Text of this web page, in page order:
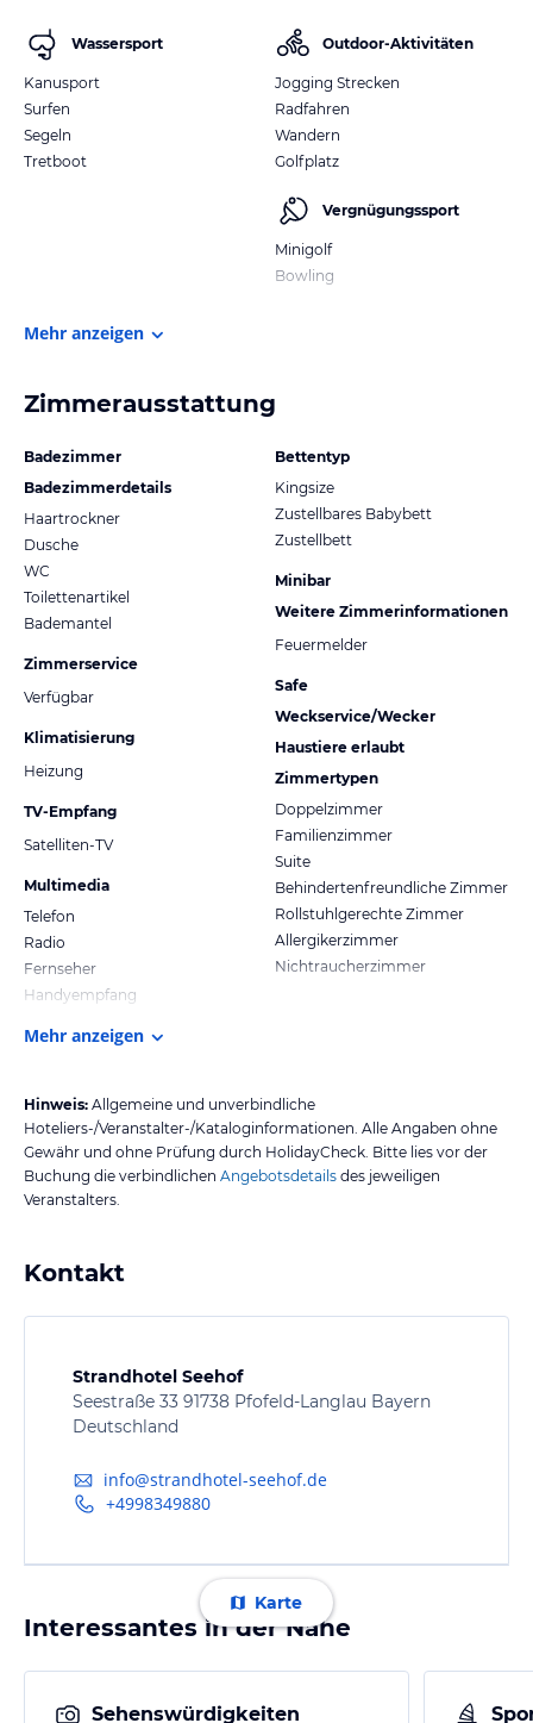
Wassersport
Kanusport
Surfen
Segeln
Tretboot
Outdoor-Aktivitäten
Jogging Strecken
Radfahren
Wandern
Golfplatz
Vergnügungssport
Minigolf
Bowling
Mehr anzeigen
Zimmerausstattung
Badezimmer
Badezimmerdetails
Haartrockner
Dusche
WC
Toilettenartikel
Bademantel
Zimmerservice
Verfügbar
Klimatisierung
Heizung
TV-Empfang
Satelliten-TV
Multimedia
Telefon
Radio
Fernseher
Handyempfang
Bettentyp
Kingsize
Zustellbares Babybett
Zustellbett
Minibar
Weitere Zimmerinformationen
Feuermelder
Safe
Weckservice/Wecker
Haustiere erlaubt
Zimmertypen
Doppelzimmer
Familienzimmer
Suite
Behindertenfreundliche Zimmer
Rollstuhlgerechte Zimmer
Allergikerzimmer
Nichtraucherzimmer
Mehr anzeigen
Hinweis: Allgemeine und unverbindliche
Hoteliers-/Veranstalter-/Kataloginformationen. Alle Angaben ohne
Gewähr und ohne Prüfung durch HolidayCheck. Bitte lies vor der
Buchung die verbindlichen Angebotsdetails des jeweiligen
Veranstalters.
Kontakt
Strandhotel Seehof
Seestraße 33 91738 Pfofeld-Langlau Bayern
Deutschland
info@strandhotel-seehof.de
+4998349880
Karte
Interessantes in der Nähe
Sehenswürdigkeiten